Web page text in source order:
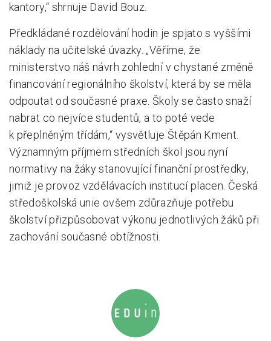
kantory,“ shrnuje David Bouz.
Předkládané rozdělování hodin je spjato s vyššími
náklady na učitelské úvazky. „Věříme, že
ministerstvo náš návrh zohlední v chystané změně
financování regionálního školství, která by se měla
odpoutat od současné praxe. Školy se často snaží
nabrat co nejvíce studentů, a to poté vede
k přeplněným třídám,“ vysvětluje Štěpán Kment.
Významným příjmem středních škol jsou nyní
normativy na žáky stanovující finanční prostředky,
jimiž je provoz vzdělávacích institucí placen. Česká
středoškolská unie ovšem zdůrazňuje potřebu
školství přizpůsobovat výkonu jednotlivých žáků při
zachování současné obtížnosti.